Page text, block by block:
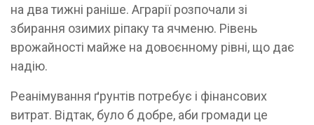
на два тижні раніше. Аграрії розпочали зі
збирання озимих ріпаку та ячменю. Рівень
врожайності майже на довоєнному рівні, що дає
надію.
Реанімування ґрунтів потребує і фінансових
витрат. Відтак, було б добре, аби громади це